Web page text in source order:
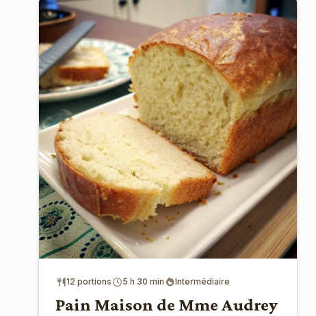
12 portions 5 h 30 min Intermédiaire
Pain Maison de Mme Audrey